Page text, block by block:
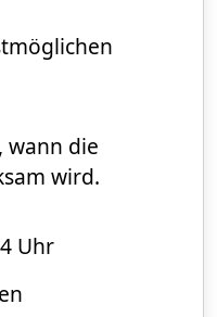
wann die
wird.
Uhr